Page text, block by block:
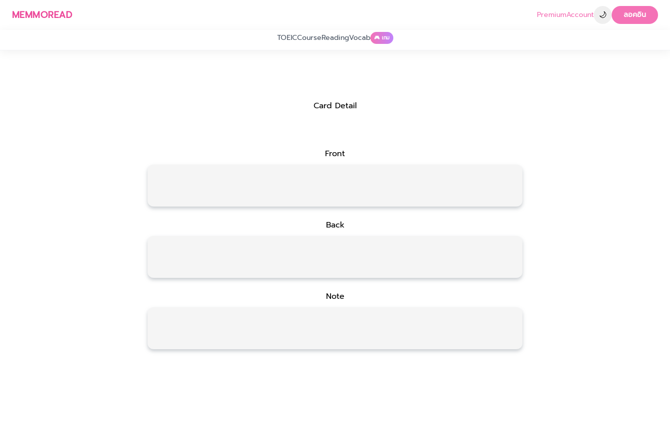
MEMMOREAD PremiumAccount 🌙 ลอคอิน
TOEICCourseReadingVocab 🎮 เกม
Card Detail
Front
Back
Note